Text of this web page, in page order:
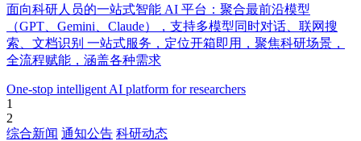
面向科研人员的一站式智能 AI 平台：聚合最前沿模型
（GPT、Gemini、Claude），支持多模型同时对话、联网搜
索、文档识别 一站式服务，定位开箱即用，聚焦科研场景，
全流程赋能，涵盖各种需求
One-stop intelligent AI platform for researchers
1
2
综合新闻 通知公告 科研动态